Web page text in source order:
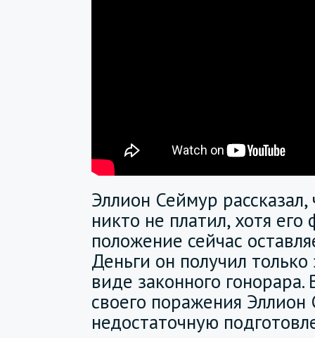
Эллион Сеймур
никто не платил, хотя его
положение сейчас
Деньги он получил
виде законного
своего поражения
недостаточную